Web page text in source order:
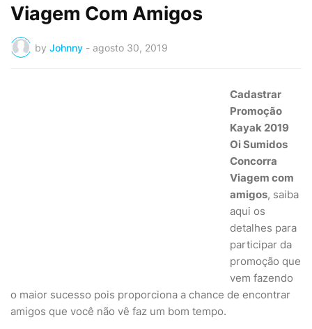
Viagem Com Amigos
by Johnny - agosto 30, 2019
Cadastrar
Promoção
Kayak 2019
Oi Sumidos
Concorra
Viagem com
amigos, saiba
aqui os
detalhes para
participar da
promoção que
vem fazendo
o maior sucesso pois proporciona a chance de encontrar
amigos que você não vê faz um bom tempo.